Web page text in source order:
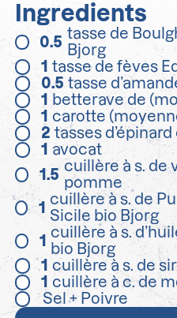
Ingredients
0.5 tasse de
Bjorg
1 tasse de fèves
0.5 tasse
1
betterave de
1 carotte
2 tasses
1 avocat
1.5 cuillère à s. de
pomme
1 cuillère à s. de
Sicile bio Bjorg
1 cuillère à s.
bio Bjorg
1 cuillère à s. de
1 cuillère à c. de
Sel + Poivre